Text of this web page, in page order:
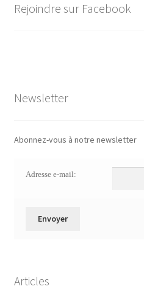
Rejoindre sur Facebook
Newsletter
Abonnez-vous à notre newsletter
Adresse e-mail:
Articles